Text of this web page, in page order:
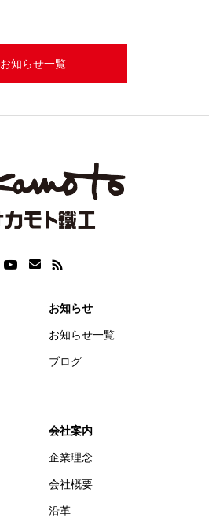
お知らせ一覧
お知らせ
お知らせ一覧
ブログ
会社案内
企業理念
会社概要
沿革